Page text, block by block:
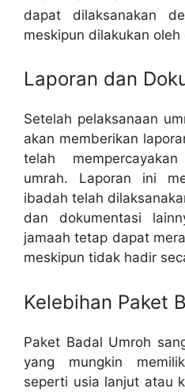
dapat dilaksanakan
meskipun dilakukan oleh
Laporan dan
Setelah pelaksanaan
akan memberikan
telah
umrah. Laporan ini
ibadah telah
dan dokumentasi
jamaah tetap dapat
meskipun tidak hadir
Kelebihan Paket
Paket Badal Umroh
yang mungkin
seperti usia lanjut atau